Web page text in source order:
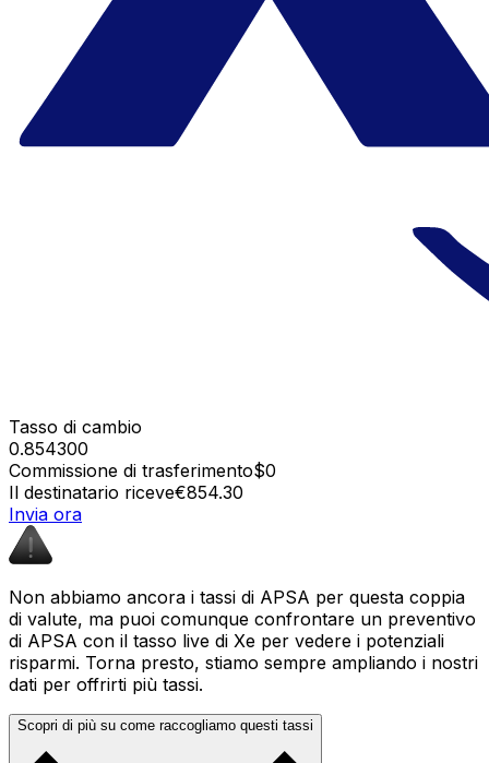
Tasso di cambio
0.854300
Commissione di trasferimento$0
Il destinatario riceve€854.30
Invia ora
Non abbiamo ancora i tassi di APSA per questa coppia
di valute, ma puoi comunque confrontare un preventivo
di APSA con il tasso live di Xe per vedere i potenziali
risparmi. Torna presto, stiamo sempre ampliando i nostri
dati per offrirti più tassi.
Scopri di più su come raccogliamo questi tassi